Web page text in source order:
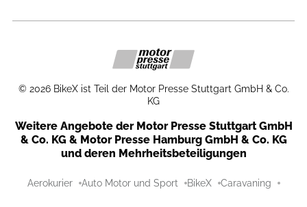
© 2026 BikeX ist Teil der Motor Presse Stuttgart GmbH & Co.
KG
Weitere Angebote der Motor Presse Stuttgart GmbH
& Co. KG & Motor Presse Hamburg GmbH & Co. KG
und deren Mehrheitsbeteiligungen
Aerokurier Auto Motor und Sport BikeX Caravaning